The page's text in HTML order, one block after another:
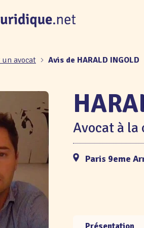
un avocat Avis de HARALD INGOLD
Avocat à la
Paris 9eme